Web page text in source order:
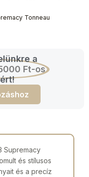
Tonneau
a
Ft-os
Supremacy
és stílusos
és a precíz